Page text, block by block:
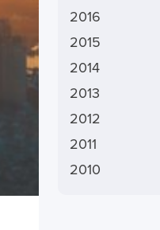
2016
2015
2014
2013
2012
2011
2010